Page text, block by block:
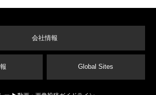
会社情報
Global Sites